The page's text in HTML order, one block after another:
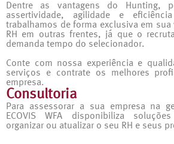
Dentre as vantagens do Hunting,
assertividade, agilidade e
trabalhamos de forma exclusiva em sua
RH em outras frentes, já que o
demanda tempo do selecionador.
Conte com nossa experiência e
serviços e contrate os melhores
empresa.
Consultoria
Para assessorar a sua empresa na
ECOVIS WFA disponibiliza
organizar ou atualizar o seu RH e seus